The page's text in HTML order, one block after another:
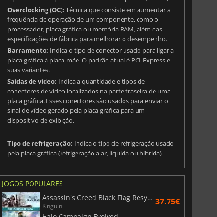
RTX 5070 / TI GeForce RTX 5080
Overclocking (OC): Técnica que consiste em aumentar a
frequência de operação de um componente, como o
processador, placa gráfica ou memória RAM, além das
especificações de fábrica para melhorar o desempenho.
Barramento: Indica o tipo de conector usado para ligar a
placa gráfica à placa-mãe. O padrão atual é PCI-Express e
suas variantes.
Saídas de vídeo: Indica a quantidade e tipos de
conectores de vídeo localizados na parte traseira de uma
placa gráfica. Esses conectores são usados para enviar o
sinal de vídeo gerado pela placa gráfica para um
dispositivo de exibição.
Tipo de refrigeração: Indica o tipo de refrigeração usado
pela placa gráfica (refrigeração a ar, líquida ou híbrida).
JOGOS POPULARES
Assassin's Creed Black Flag Resynced
Kinguin 37.75€